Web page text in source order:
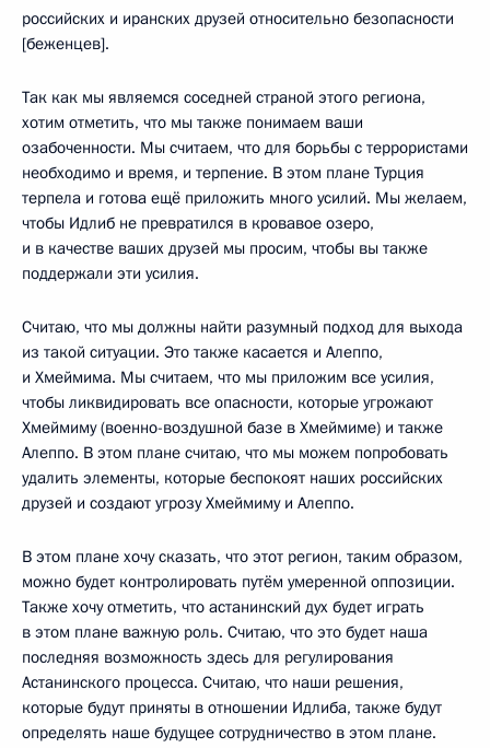
российских и иранских друзей относительно безопасности
[беженцев].
Так как мы являемся соседней страной этого региона,
хотим отметить, что мы также понимаем ваши
озабоченности. Мы считаем, что для борьбы с террористами
необходимо и время, и терпение. В этом плане Турция
терпела и готова ещё приложить много усилий. Мы желаем,
чтобы Идлиб не превратился в кровавое озеро,
и в качестве ваших друзей мы просим, чтобы вы также
поддержали эти усилия.
Считаю, что мы должны найти разумный подход для выхода
из такой ситуации. Это также касается и Алеппо,
и Хмеймима. Мы считаем, что мы приложим все усилия,
чтобы ликвидировать все опасности, которые угрожают
Хмеймиму (военно-воздушной базе в Хмеймиме) и также
Алеппо. В этом плане считаю, что мы можем попробовать
удалить элементы, которые беспокоят наших российских
друзей и создают угрозу Хмеймиму и Алеппо.
В этом плане хочу сказать, что этот регион, таким образом,
можно будет контролировать путём умеренной оппозиции.
Также хочу отметить, что астанинский дух будет играть
в этом плане важную роль. Считаю, что это будет наша
последняя возможность здесь для регулирования
Астанинского процесса. Считаю, что наши решения,
которые будут приняты в отношении Идлиба, также будут
определять наше будущее сотрудничество в этом плане.